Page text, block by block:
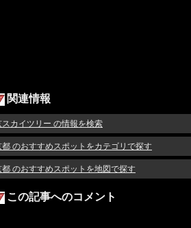
関連情報
スカイツリー の情報を検索
都 のおすすめスポットをカテゴリで探す
都 のおすすめスポットを地図で探す
この記事へのコメント